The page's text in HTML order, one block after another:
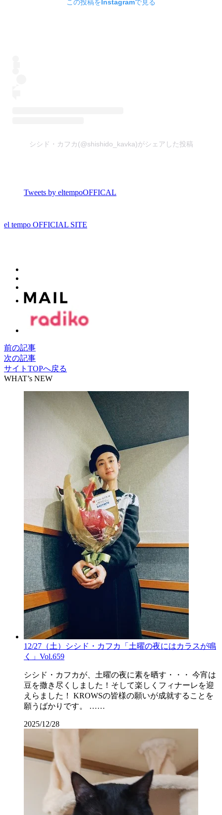
この投稿をInstagramで見る
シシド・カフカ(@shishido_kavka)がシェアした投稿
Tweets by eltempoOFFICAL
el tempo OFFICIAL SITE
前の記事
次の記事
サイトTOPへ戻る
WHAT’s NEW
12/27（土）シシド・カフカ「土曜の夜にはカラスが鳴
く」Vol.659
シシド・カフカが、土曜の夜に素を晒す・・・ 今宵は
豆を撒き尽くしました！そして楽しくフィナーレを迎
えらました！ KROWSの皆様の願いが成就することを
願うばかりです。 ……
2025/12/28